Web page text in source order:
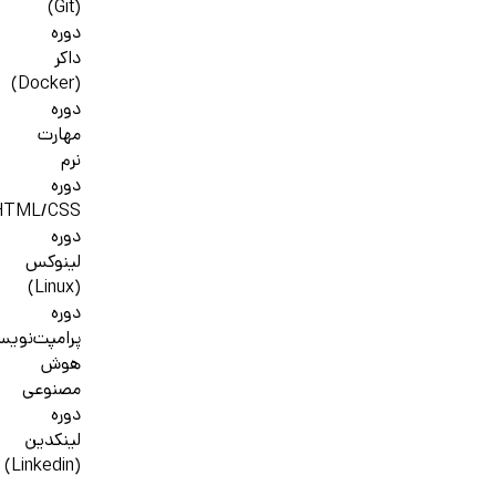
(Git)
دوره
داکر
(Docker)
دوره
مهارت
نرم
دوره
CSS
دوره
لینوکس
(Linux)
دوره
هوش
مصنوعی
دوره
لینکدین
(Linkedin)